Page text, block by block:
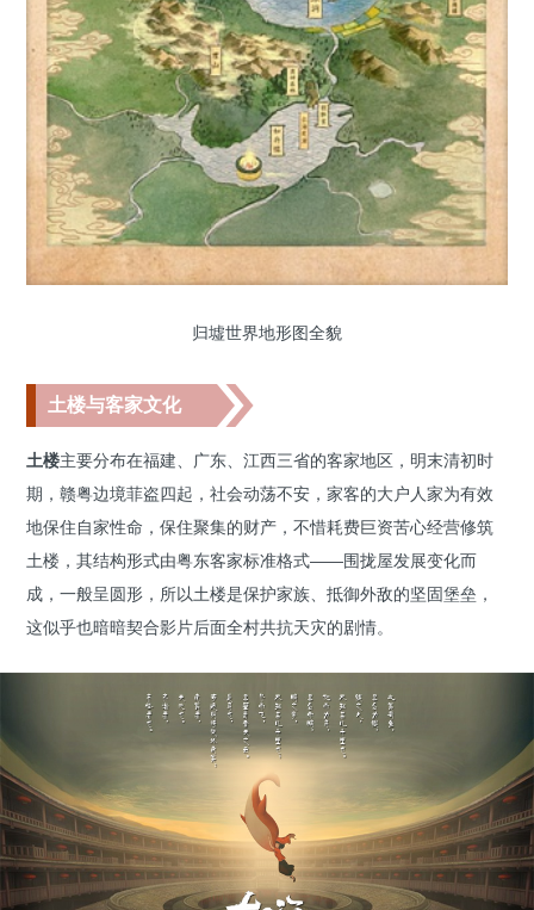
归墟世界地形图全貌
土楼与客家文化
土楼主要分布在福建、广东、江西三省的客家地区，明末清初时
期，赣粤边境菲盗四起，社会动荡不安，家客的大户人家为有效
地保住自家性命，保住聚集的财产，不惜耗费巨资苦心经营修筑
土楼，其结构形式由粤东客家标准格式——围拢屋发展变化而
成，一般呈圆形，所以土楼是保护家族、抵御外敌的坚固堡垒，
这似乎也暗暗契合影片后面全村共抗天灾的剧情。